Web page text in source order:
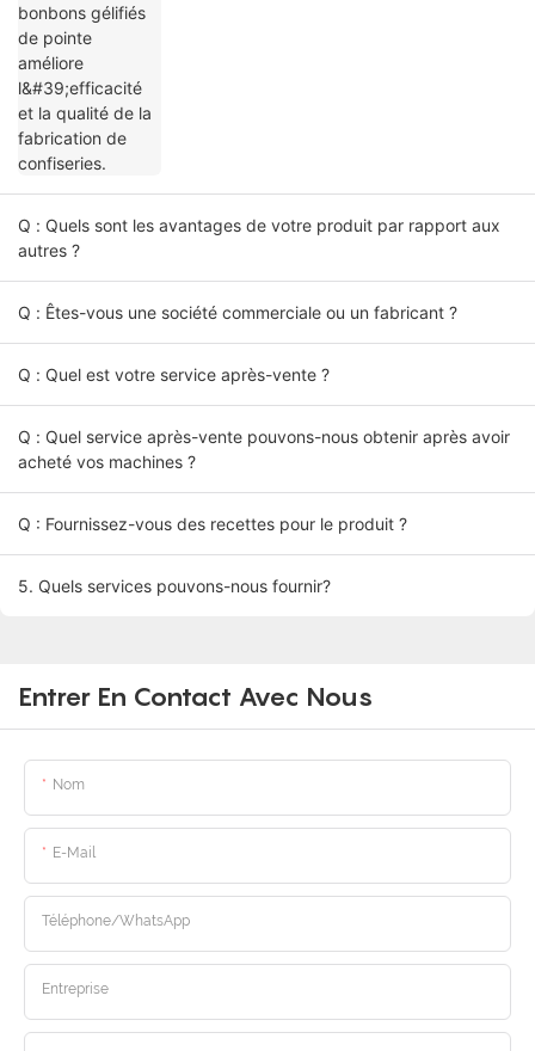
Q : Quels sont les avantages de votre produit par rapport aux
autres ?
Q : Êtes-vous une société commerciale ou un fabricant ?
Q : Quel est votre service après-vente ?
Q : Quel service après-vente pouvons-nous obtenir après avoir
acheté vos machines ?
Q : Fournissez-vous des recettes pour le produit ?
5. Quels services pouvons-nous fournir?
Entrer En Contact Avec Nous
Nom
E-Mail
Téléphone/WhatsApp
Entreprise